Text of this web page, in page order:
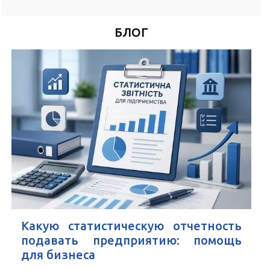
Удобное время для звонка
Поля, отмеченные знаком*обязательны к заполнению
Нажимая кнопку Отправить Вы соглашаетесь сПользовательским
соглашением
БЛОГ
Какую статистическую отчетность
подавать предприятию: помощь
для бизнеса